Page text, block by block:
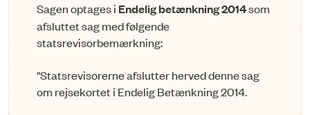
Sagen optages i Endelig betænkning 2014som
afsluttet sag med følgende
statsrevisorbemærkning:
"Statsrevisorerne afslutter herved denne sag
om rejsekortet i Endelig Betænkning 2014.